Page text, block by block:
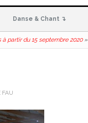
Danse & Chant ↴
partir du 15 septembre 2020»
FAU